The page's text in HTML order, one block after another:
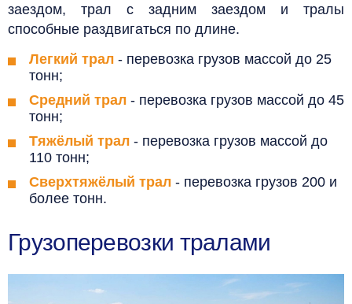
заездом, трал с задним заездом и тралы
способные раздвигаться по длине.
Легкий трал - перевозка грузов массой до 25
тонн;
Средний трал - перевозка грузов массой до 45
тонн;
Тяжёлый трал - перевозка грузов массой до
110 тонн;
Сверхтяжёлый трал - перевозка грузов 200 и
более тонн.
Грузоперевозки тралами